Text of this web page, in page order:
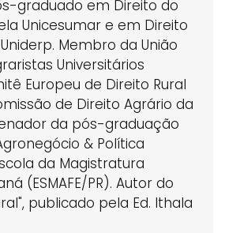
graduado em Direito do
Unicesumar e em Direito
Membro da União
Universitários
Europeu de Direito Rural
de Direito Agrário da
da pós-graduação
& Política
da Magistratura
(ESMAFE/PR). Autor do
publicado pela Ed. Ithala